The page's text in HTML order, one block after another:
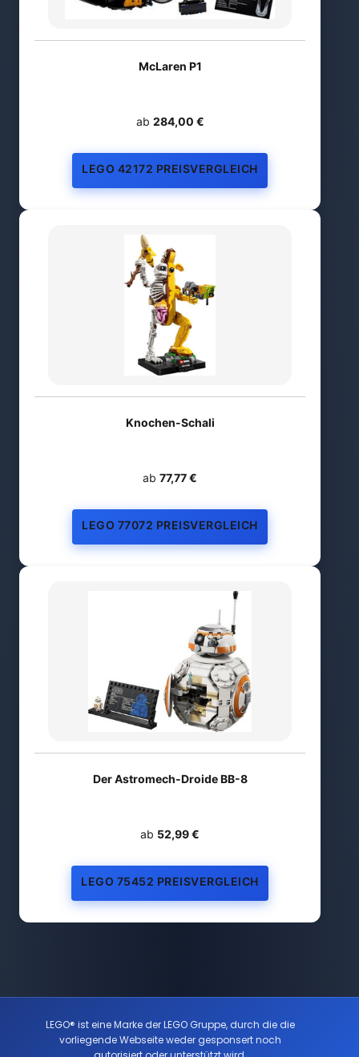
McLaren P1
ab 284,00 €
LEGO 42172 PREISVERGLEICH
Knochen-Schali
ab 77,77 €
LEGO 77072 PREISVERGLEICH
Der Astromech-Droide BB-8
ab 52,99 €
LEGO 75452 PREISVERGLEICH
LEGO® ist eine Marke der LEGO Gruppe, durch die die
vorliegende Webseite weder gesponsert noch